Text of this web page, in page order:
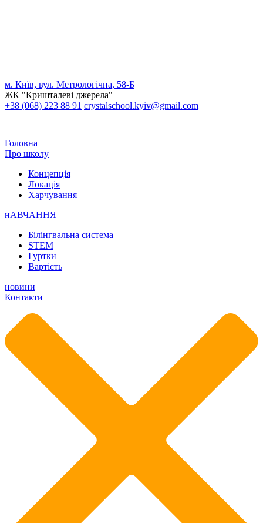
м. Київ, вул. Метрологічна, 58-Б
ЖК "Кришталеві джерела"
+38 (068) 223 88 91 crystalschool.kyiv@gmail.com
Головна
Про школу
Концепція
Локація
Харчування
нАВЧАННЯ
Білінгвальна система
STEM
Гуртки
Вартість
новини
Контакти